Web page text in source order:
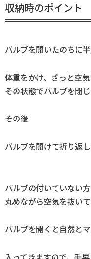
収納時のポイント
バルブを開いたのちに
体重をかけ、ざっと空気
その状態でバルブを閉じ
その後
バルブを開けて折り返
バルブの付いていない
丸めながら空気を抜いて
バルブを開くと自然と
入ってきますので、手